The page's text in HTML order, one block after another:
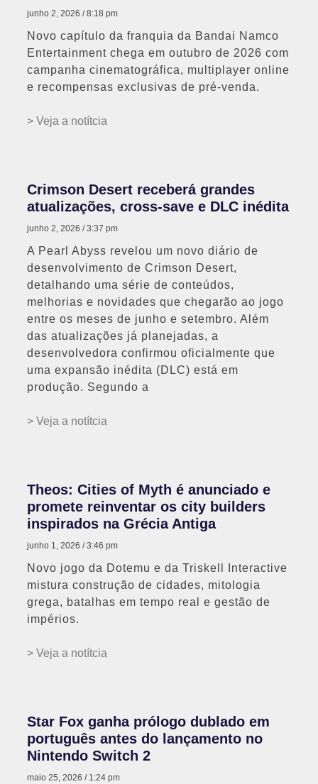
junho 2, 2026 8:18 pm
Novo capítulo da franquia da Bandai Namco
Entertainment chega em outubro de 2026 com
campanha cinematográfica, multiplayer online
e recompensas exclusivas de pré-venda.
> Veja a notítcia
Crimson Desert receberá grandes
atualizações, cross-save e DLC inédita
junho 2, 2026 3:37 pm
A Pearl Abyss revelou um novo diário de
desenvolvimento de Crimson Desert,
detalhando uma série de conteúdos,
melhorias e novidades que chegarão ao jogo
entre os meses de junho e setembro. Além
das atualizações já planejadas, a
desenvolvedora confirmou oficialmente que
uma expansão inédita (DLC) está em
produção. Segundo a
> Veja a notítcia
Theos: Cities of Myth é anunciado e
promete reinventar os city builders
inspirados na Grécia Antiga
junho 1, 2026 3:46 pm
Novo jogo da Dotemu e da Triskell Interactive
mistura construção de cidades, mitologia
grega, batalhas em tempo real e gestão de
impérios.
> Veja a notítcia
Star Fox ganha prólogo dublado em
português antes do lançamento no
Nintendo Switch 2
maio 25, 2026 1:24 pm